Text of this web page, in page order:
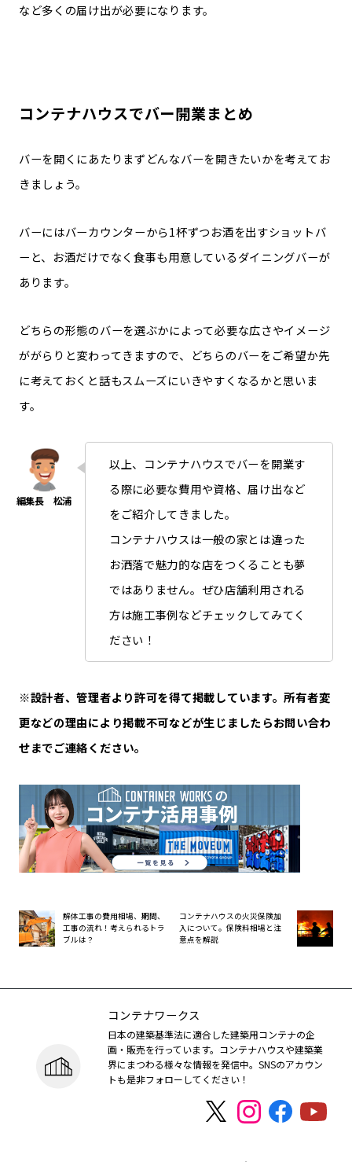
など多くの届け出が必要になります。
コンテナハウスでバー開業まとめ
バーを開くにあたりまずどんなバーを開きたいかを考えてお
きましょう。
バーにはバーカウンターから1杯ずつお酒を出すショットバ
ーと、お酒だけでなく食事も用意しているダイニングバーが
あります。
どちらの形態のバーを選ぶかによって必要な広さやイメージ
ががらりと変わってきますので、どちらのバーをご希望か先
に考えておくと話もスムーズにいきやすくなるかと思いま
す。
以上、コンテナハウスでバーを開業す
る際に必要な費用や資格、届け出など
をご紹介してきました。
コンテナハウスは一般の家とは違った
お洒落で魅力的な店をつくることも夢
ではありません。ぜひ店舗利用される
方は施工事例などチェックしてみてく
ださい！
※設計者、管理者より許可を得て掲載しています。所有者変
更などの理由により掲載不可などが生じましたらお問い合わ
せまでご連絡ください。
解体工事の費用相場、期間、
工事の流れ！考えられるトラ
ブルは？
コンテナハウスの火災保険加
入について。保険料相場と注
意点を解説
コンテナワークス
日本の建築基準法に適合した建築用コンテナの企
画・販売を行っています。コンテナハウスや建築業
界にまつわる様々な情報を発信中。SNSのアカウン
トも是非フォローしてください！